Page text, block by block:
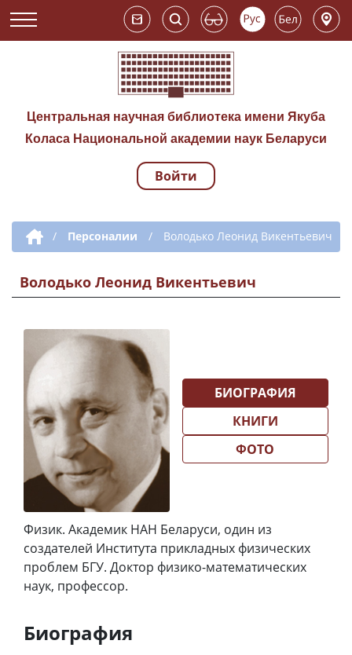
Центральная научная библиотека имени Якуба
Коласа Национальной академии наук Беларуси
Навигация по
Войти
Дополнительная навигация
/ Персоналии / Володько Леонид Викентьевич
Володько Леонид Викентьевич
Физик. Академик НАН Беларуси, один из
создателей Института прикладных физических
проблем БГУ. Доктор физико-математических
наук, профессор.
БИОГРАФИЯ
КНИГИ
ФОТО
Биография